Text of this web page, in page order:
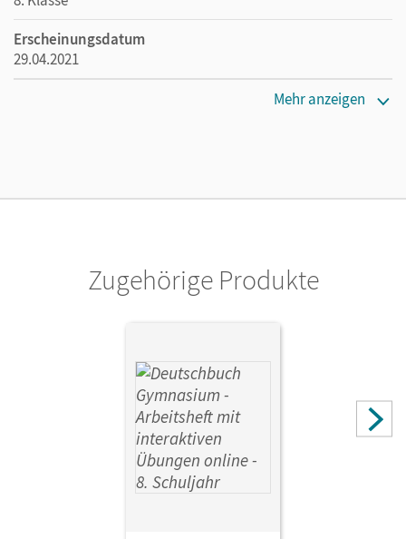
Erscheinungsdatum
29.04.2021
Mehr anzeigen
Zugehörige Produkte